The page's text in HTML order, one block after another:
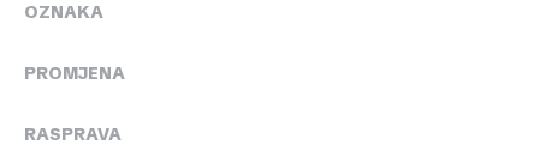
OZNAKA
PROMJENA
RASPRAVA